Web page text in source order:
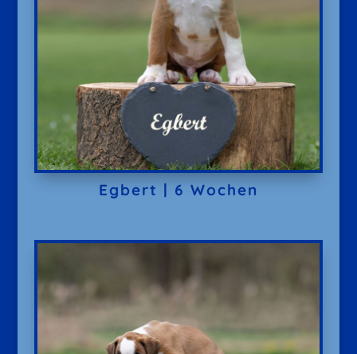
Egbert | 6 Wochen